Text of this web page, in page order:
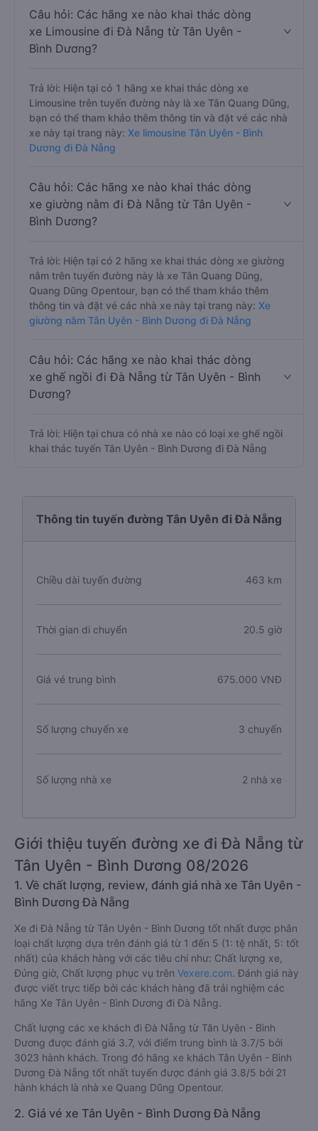
Câu hỏi: Các hãng xe nào khai thác dòng
xe Limousine đi Đà Nẵng từ Tân Uyên -
Bình Dương?
Trả lời: Hiện tại có 1 hãng xe khai thác dòng xe
Limousine trên tuyến đường này là xe Tân Quang Dũng,
bạn có thể tham khảo thêm thông tin và đặt vé các nhà
xe này tại trang này: Xe limousine Tân Uyên - Bình
Dương đi Đà Nẵng
Câu hỏi: Các hãng xe nào khai thác dòng
xe giường nằm đi Đà Nẵng từ Tân Uyên -
Bình Dương?
Trả lời: Hiện tại có 2 hãng xe khai thác dòng xe giường
nằm trên tuyến đường này là xe Tân Quang Dũng,
Quang Dũng Opentour, bạn có thể tham khảo thêm
thông tin và đặt vé các nhà xe này tại trang này: Xe
giường nằm Tân Uyên - Bình Dương đi Đà Nẵng
Câu hỏi: Các hãng xe nào khai thác dòng
xe ghế ngồi đi Đà Nẵng từ Tân Uyên - Bình
Dương?
Trả lời: Hiện tại chưa có nhà xe nào có loại xe ghế ngồi
khai thác tuyến Tân Uyên - Bình Dương đi Đà Nẵng
Thông tin tuyến đường Tân Uyên đi Đà Nẵng
Chiều dài tuyến đường 463 km
Thời gian di chuyển 20.5 giờ
Giá vé trung bình 675.000 VNĐ
Số lượng chuyến xe 3 chuyến
Số lượng nhà xe 2 nhà xe
Giới thiệu tuyến đường xe đi Đà Nẵng từ
Tân Uyên - Bình Dương 08/2026
1. Về chất lượng, review, đánh giá nhà xe Tân Uyên -
Bình Dương Đà Nẵng
Xe đi Đà Nẵng từ Tân Uyên - Bình Dương tốt nhất được phân
loại chất lượng dựa trên đánh giá từ 1 đến 5 (1: tệ nhất, 5: tốt
nhất) của khách hàng với các tiêu chí như: Chất lượng xe,
Đúng giờ, Chất lượng phục vụ trên Vexere.com. Đánh giá này
được viết trực tiếp bởi các khách hàng đã trải nghiệm các
hãng Xe Tân Uyên - Bình Dương đi Đà Nẵng.
Chất lượng các xe khách đi Đà Nẵng từ Tân Uyên - Bình
Dương được đánh giá 3.7, với điểm trung bình là 3.7/5 bởi
3023 hành khách. Trong đó hãng xe khách Tân Uyên - Bình
Dương Đà Nẵng tốt nhất tuyến được đánh giá 3.8/5 bởi 21
hành khách là nhà xe Quang Dũng Opentour.
2. Giá vé xe Tân Uyên - Bình Dương Đà Nẵng